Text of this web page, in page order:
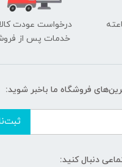
درخواست عودت
خدمات پس از
فروشگاه ما باخبر شوید:
دنبال کنید: